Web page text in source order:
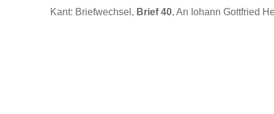
Kant: Briefwechsel, Brief 40, An Iohann Gottfried